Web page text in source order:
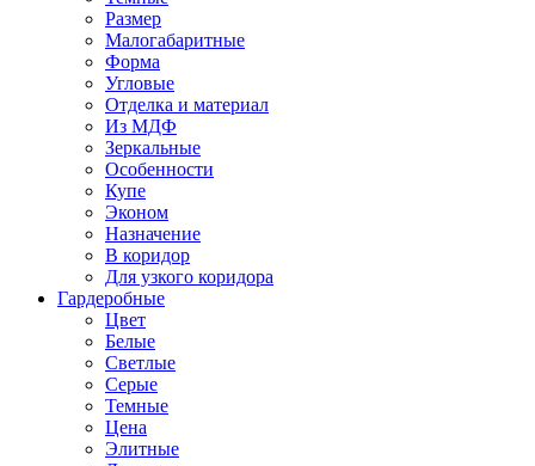
Размер
Малогабаритные
Форма
Угловые
Отделка и материал
Из МДФ
Зеркальные
Особенности
Купе
Эконом
Назначение
В коридор
Для узкого коридора
Гардеробные
Цвет
Белые
Светлые
Серые
Темные
Цена
Элитные